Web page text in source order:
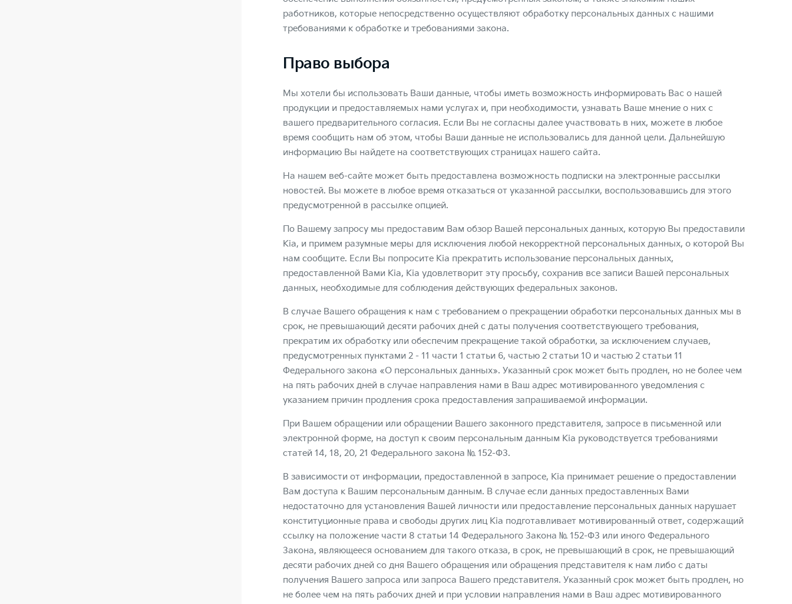
работников, которые непосредственно осуществляют обработку персональных данных с нашими
требованиями к обработке и требованиями закона.
Право выбора
Мы хотели бы использовать Ваши данные, чтобы иметь возможность информировать Вас о нашей
продукции и предоставляемых нами услугах и, при необходимости, узнавать Ваше мнение о них с
вашего предварительного согласия. Если Вы не согласны далее участвовать в них, можете в любое
время сообщить нам об этом, чтобы Ваши данные не использовались для данной цели. Дальнейшую
информацию Вы найдете на соответствующих страницах нашего сайта.
На нашем веб-сайте может быть предоставлена возможность подписки на электронные рассылки
новостей. Вы можете в любое время отказаться от указанной рассылки, воспользовавшись для этого
предусмотренной в рассылке опцией.
По Вашему запросу мы предоставим Вам обзор Вашей персональных данных, которую Вы предоставили
Kia, и примем разумные меры для исключения любой некорректной персональных данных, о которой Вы
нам сообщите. Если Вы попросите Kia прекратить использование персональных данных,
предоставленной Вами Kia, Kia удовлетворит эту просьбу, сохранив все записи Вашей персональных
данных, необходимые для соблюдения действующих федеральных законов.
В случае Вашего обращения к нам с требованием о прекращении обработки персональных данных мы в
срок, не превышающий десяти рабочих дней с даты получения соответствующего требования,
прекратим их обработку или обеспечим прекращение такой обработки, за исключением случаев,
предусмотренных пунктами 2 - 11 части 1 статьи 6, частью 2 статьи 10 и частью 2 статьи 11
Федерального закона «О персональных данных». Указанный срок может быть продлен, но не более чем
на пять рабочих дней в случае направления нами в Ваш адрес мотивированного уведомления с
указанием причин продления срока предоставления запрашиваемой информации.
При Вашем обращении или обращении Вашего законного представителя, запросе в письменной или
электронной форме, на доступ к своим персональным данным Kia руководствуется требованиями
статей 14, 18, 20, 21 Федерального закона № 152-ФЗ.
В зависимости от информации, предоставленной в запросе, Kia принимает решение о предоставлении
Вам доступа к Вашим персональным данным. В случае если данных предоставленных Вами
недостаточно для установления Вашей личности или предоставление персональных данных нарушает
конституционные права и свободы других лиц Kia подготавливает мотивированный ответ, содержащий
ссылку на положение части 8 статьи 14 Федерального Закона № 152-ФЗ или иного Федерального
Закона, являющееся основанием для такого отказа, в срок, не превышающий в срок, не превышающий
десяти рабочих дней со дня Вашего обращения или обращения представителя к нам либо с даты
получения Вашего запроса или запроса Вашего представителя. Указанный срок может быть продлен, но
не более чем на пять рабочих дней и при условии направления нами в Ваш адрес мотивированного